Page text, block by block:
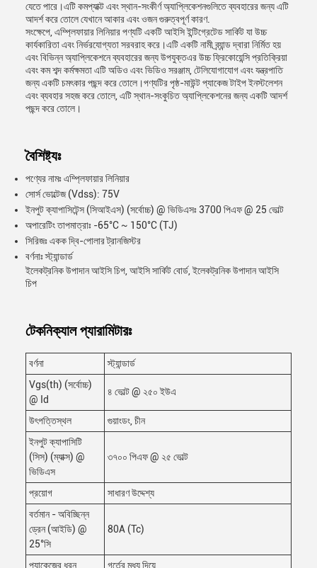
যেতে পারে।এটি কমপ্যাক্ট এবং স্থান-সংকীর্ণ অ্যাপ্লিকেশনগুলিতে ব্যবহারের জন্য এটি
আদর্শ করে তোলে যেখানে আকার এবং ওজন গুরুত্বপূর্ণ কারণ.
সংক্ষেপে, এম্প্লিফায়ার লিনিয়ার পণ্যটি একটি আইসি ইন্টিগ্রেটেড সার্কিট যা উচ্চ
কার্যকারিতা এবং নির্ভরযোগ্যতা সরবরাহ করে।এটি একটি নামী ব্র্যান্ড দ্বারা নির্মিত হয়
এবং বিভিন্ন অ্যাপ্লিকেশনে ব্যবহারের জন্য উপযুক্তএর উচ্চ ফ্রিকোয়েন্সি প্রতিক্রিয়া
এবং কম শব্দ কর্মক্ষমতা এটি অডিও এবং ভিডিও সরঞ্জাম, টেলিযোগাযোগ এবং যন্ত্রপাতি
জন্য একটি চমৎকার পছন্দ করে তোলে।পণ্যটির পৃষ্ঠ-মাউন্ট প্যাকেজ টাইপ ইনস্টলেশন
এবং ব্যবহার সহজ করে তোলে, এটি স্থান-সংকুচিত অ্যাপ্লিকেশনের জন্য একটি আদর্শ
পছন্দ করে তোলে।
বৈশিষ্ট্যঃ
পণ্যের নামঃ এম্প্লিফায়ার লিনিয়ার
সোর্স ভোল্টেজ (Vdss): 75V
ইনপুট ক্যাপাসিটেন্স (সিআইএস) (সর্বোচ্চ) @ ভিডিএসঃ 3700 পিএফ @ 25 ভোল্ট
অপারেটিং তাপমাত্রাঃ -65°C ~ 150°C (TJ)
সিরিজঃ একক দ্বি-পোলার ট্রানজিস্টর
বর্ণনাঃ স্ট্যান্ডার্ড
ইলেকট্রনিক উপাদান আইসি চিপ, আইসি সার্কিট বোর্ড, ইলেকট্রনিক উপাদান আইসি
চিপ
টেকনিক্যাল প্যারামিটারঃ
বর্ণনা
স্ট্যান্ডার্ড
Vgs(th) (সর্বোচ্চ)
@ Id
৪ ভোল্ট @ ২৫০ ইউএ
উৎপত্তিস্থল
গুয়াংডং, চীন
ইনপুট ক্যাপাসিটি
(সিস) (ম্যাক্স) @
ভিডিএস
৩৭০০ পিএফ @ ২৫ ভোল্ট
প্রয়োগ
সাধারণ উদ্দেশ্য
বর্তমান - অবিচ্ছিন্ন
ড্রেন (আইডি) @
25°সি
80A (Tc)
প্যাকেজের ধরন গর্তের মধ্য দিয়ে